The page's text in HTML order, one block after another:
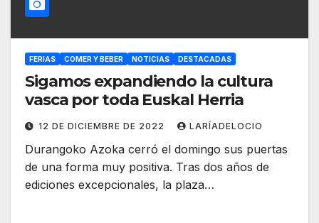
FERIAS COMER Y BEBER NOTICIAS DESTACADAS
Sigamos expandiendo la cultura
vasca por toda Euskal Herria
12 DE DICIEMBRE DE 2022 LARÍADELOCIO
Durangoko Azoka cerró el domingo sus puertas
de una forma muy positiva. Tras dos años de
ediciones excepcionales, la plaza…